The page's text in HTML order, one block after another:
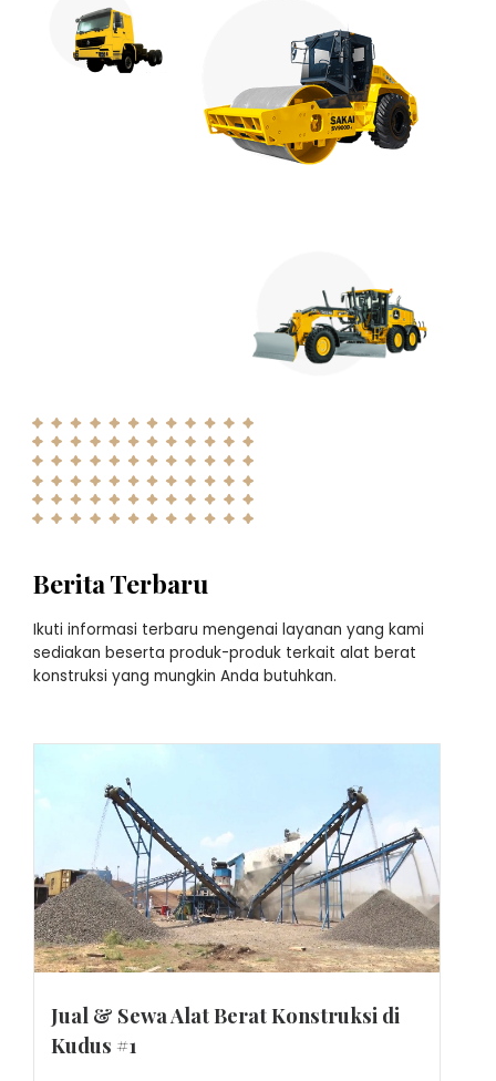
Berita Terbaru
Ikuti informasi terbaru mengenai layanan yang kami
sediakan beserta produk-produk terkait alat berat
konstruksi yang mungkin Anda butuhkan.
Jual & Sewa Alat Berat Konstruksi di
Kudus #1